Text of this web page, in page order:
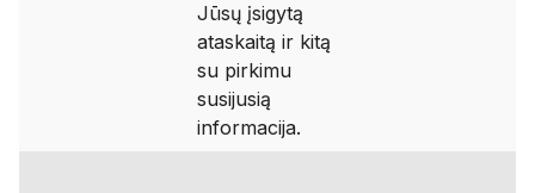
Jūsų įsigytą
ataskaitą ir kitą
su pirkimu
susijusią
informacija.